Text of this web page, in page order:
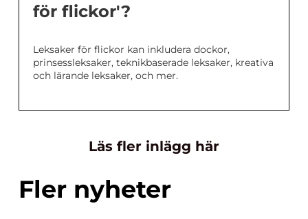
för flickor'?
Leksaker för flickor kan inkludera dockor,
prinsessleksaker, teknikbaserade leksaker, kreativa
och lärande leksaker, och mer.
Läs fler inlägg här
Fler nyheter